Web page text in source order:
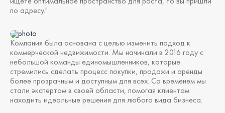
по адресу."
Компания была основана с целью изменить подход к
коммерческой недвижимости. Мы начинали в 2016 году с
небольшой команды единомышленников, которые
стремились сделать процесс покупки, продажи и аренды
более прозрачным и доступным для всех. Со временем мы
стали экспертом в своей области, помогая клиентам
находить идеальные решения для любого вида бизнеса.